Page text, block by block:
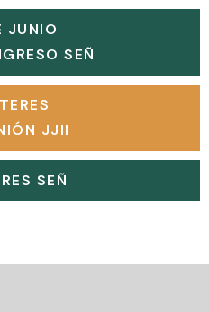
JUNIO
SEÑ
JJII
SEÑ